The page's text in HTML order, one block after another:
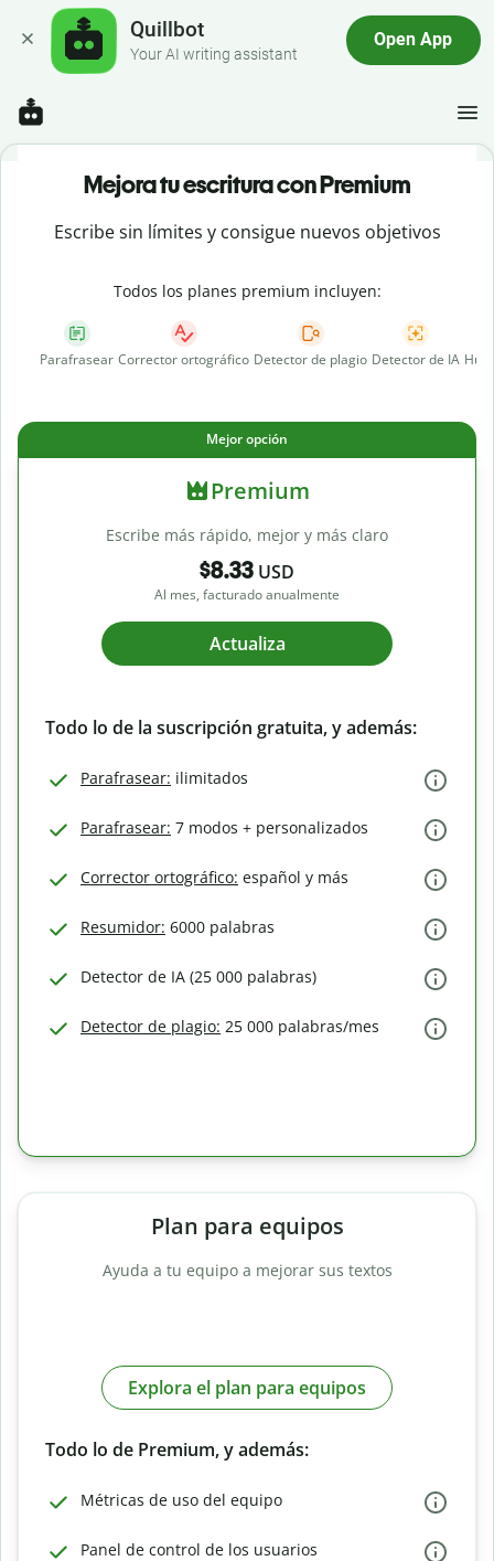
Quillbot
Your AI writing assistant
Open App
Mejora tu escritura con Premium
Escribe sin límites y consigue nuevos objetivos
Todos los planes premium incluyen:
Parafrasear Corrector ortográfico Detector de plagio Detector de IA
Mejor opción
Premium
Escribe más rápido, mejor y más claro
$8.33 USD
Al mes, facturado anualmente
Actualiza
Todo lo de la suscripción gratuita, y además:
Parafrasear: ilimitados
Parafrasear: 7 modos + personalizados
Corrector ortográfico: español y más
Resumidor: 6000 palabras
Detector de IA (25 000 palabras)
Detector de plagio: 25 000 palabras/mes
Plan para equipos
Ayuda a tu equipo a mejorar sus textos
Explora el plan para equipos
Todo lo de Premium, y además:
Métricas de uso del equipo
Panel de control de los usuarios